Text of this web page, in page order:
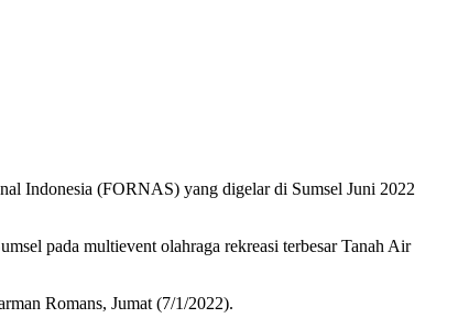
Indonesia (FORNAS) yang digelar di Sumsel Juni 2022
pada multievent olahraga rekreasi terbesar Tanah Air
Romans, Jumat (7/1/2022).